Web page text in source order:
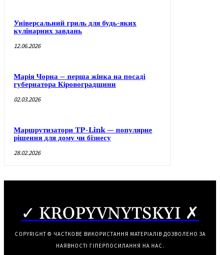
Універсальний гриль для будь-яких
кулінарних завдань
12.06.2026
Марія Чорна – перша жінка на посаді
губернатора Кіровоградщини
02.03.2026
Маршрутизатори TP-Link — популярне
рішення для дому чи бізнесу
28.02.2026
✓ KROPYVNYTSKYI ✗
COPYRIGHT © ЧАСТКОВЕ ВИКОРИСТАННЯ МАТЕРІАЛІВ ДОЗВОЛЕНО ЗА
НАЯВНОСТІ ГІПЕРПОСИЛАННЯ НА НАС.